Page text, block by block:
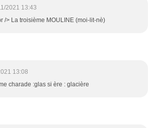
2021 13:43
/> La troisième MOULINE (moi-lit-nè)
13:08
charade :glas si ère : glacière